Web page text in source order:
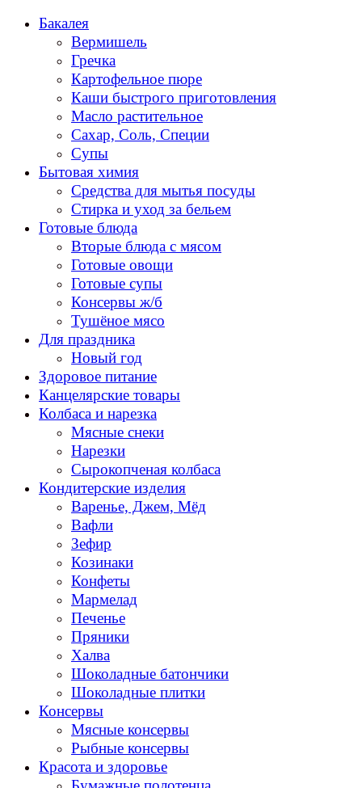
Перейти
содержанию
Бакалея
Вермишель
Гречка
Картофельное пюре
Каши быстрого приготовления
Масло растительное
Сахар, Соль, Специи
Супы
Бытовая химия
Средства для мытья посуды
Стирка и уход за бельем
Готовые блюда
Вторые блюда с мясом
Готовые овощи
Готовые супы
Консервы ж/б
Тушёное мясо
Для праздника
Новый год
Здоровое питание
Канцелярские товары
Колбаса и нарезка
Мясные снеки
Нарезки
Сырокопченая колбаса
Кондитерские изделия
Варенье, Джем, Мёд
Вафли
Зефир
Козинаки
Конфеты
Мармелад
Печенье
Пряники
Халва
Шоколадные батончики
Шоколадные плитки
Консервы
Мясные консервы
Рыбные консервы
Красота и здоровье